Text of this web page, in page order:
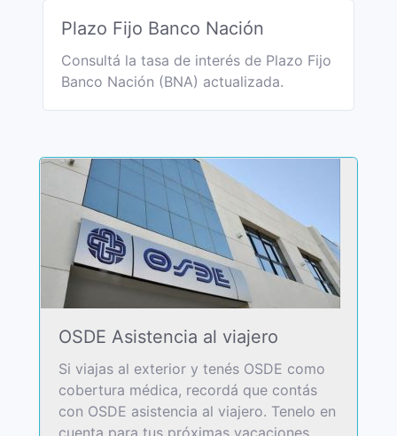
Plazo Fijo Banco Nación
Consultá la tasa de interés de Plazo Fijo
Banco Nación (BNA) actualizada.
OSDE Asistencia al viajero
Si viajas al exterior y tenés OSDE como
cobertura médica, recordá que contás
con OSDE asistencia al viajero. Tenelo en
cuenta para tus próximas vacaciones.